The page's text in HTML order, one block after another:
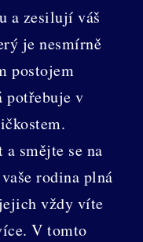
a zesilují váš
je nesmírně
postojem
potřebuje v
smějte se na
rodina plná
vždy víte
V tomto